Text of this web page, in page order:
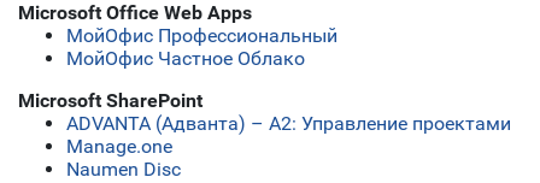
Microsoft Office Web Apps
МойОфис Профессиональный
МойОфис Частное Облако
Microsoft SharePoint
ADVANTA (Адванта) – А2: Управление проектами
Manage.one
Naumen Disc